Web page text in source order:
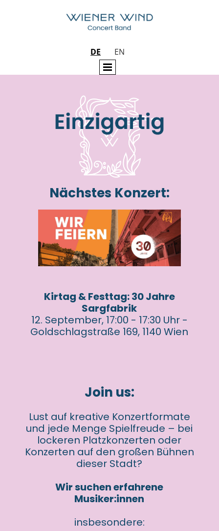
DE EN
Nächstes Konzert:
Kirtag & Festtag: 30 Jahre
Sargfabrik
12. September, 17:00 - 17:30 Uhr -
Goldschlagstraße 169, 1140 Wien
Join us:
Lust auf kreative Konzertformate
und jede Menge Spielfreude – bei
lockeren Platzkonzerten oder
Konzerten auf den großen Bühnen
dieser Stadt?
Wir suchen erfahrene
Musiker:innen
insbesondere: